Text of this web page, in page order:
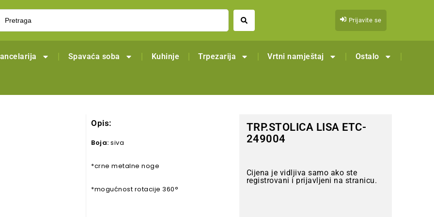
Prijavite se
Spavaća soba Kuhinje Trpezarija Vrtni namještaj Ostalo
Opis:
Boja:siva
*crne metalne noge
*mogućnost rotacije 360°
TRP.STOLICA LISA ETC-
249004
Cijena je vidljiva samo ako ste
registrovani i prijavljeni na stranicu.